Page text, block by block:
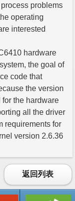
problems
operating
interested
hardware
the goal of
code that
the version
the hardware
all the driver
requirements for
version 2.6.36
返回列表